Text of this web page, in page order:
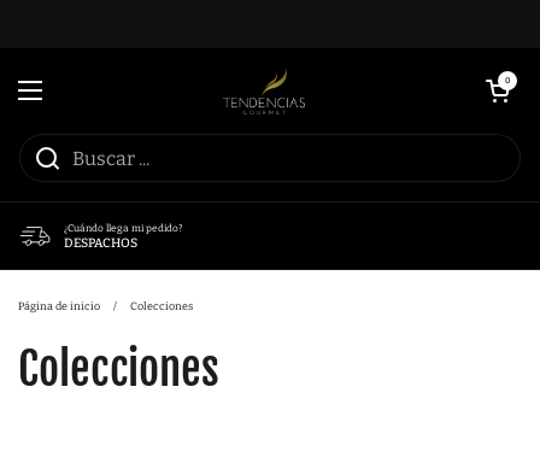
Abrir menú
Abrir carrito
0
¿Cuándo llega mi pedido?
DESPACHOS
Página de inicio / Colecciones
Colecciones